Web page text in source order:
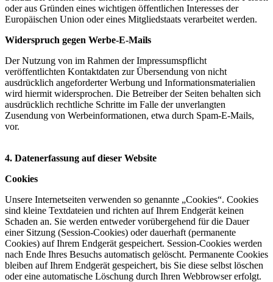
oder aus Gründen eines wichtigen öffentlichen Interesses der
Europäischen Union oder eines Mitgliedstaats verarbeitet werden.
Widerspruch gegen Werbe-E-Mails
Der Nutzung von im Rahmen der Impressumspflicht
veröffentlichten Kontaktdaten zur Übersendung von nicht
ausdrücklich angeforderter Werbung und Informationsmaterialien
wird hiermit widersprochen. Die Betreiber der Seiten behalten sich
ausdrücklich rechtliche Schritte im Falle der unverlangten
Zusendung von Werbeinformationen, etwa durch Spam-E-Mails,
vor.
4. Datenerfassung auf dieser Website
Cookies
Unsere Internetseiten verwenden so genannte „Cookies“. Cookies
sind kleine Textdateien und richten auf Ihrem Endgerät keinen
Schaden an. Sie werden entweder vorübergehend für die Dauer
einer Sitzung (Session-Cookies) oder dauerhaft (permanente
Cookies) auf Ihrem Endgerät gespeichert. Session-Cookies werden
nach Ende Ihres Besuchs automatisch gelöscht. Permanente Cookies
bleiben auf Ihrem Endgerät gespeichert, bis Sie diese selbst löschen
oder eine automatische Löschung durch Ihren Webbrowser erfolgt.